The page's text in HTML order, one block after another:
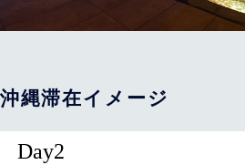
縄滞在イメージ
Day2